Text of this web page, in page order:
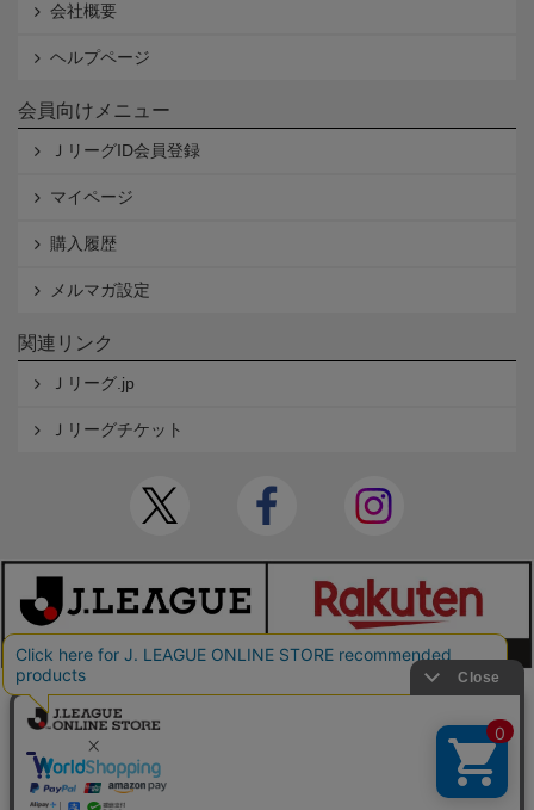
会社概要
ヘルプページ
会員向けメニュー
ＪリーグID会員登録
マイページ
購入履歴
メルマガ設定
関連リンク
Ｊリーグ.jp
Ｊリーグチケット
本サイトで使用している文章・画像等の無断での複製・転載を禁止します。
© JAPAN PROFESSIONAL FOOTBALL LEAGUE Rakuten Group, Inc. ALL RIGHTS RE